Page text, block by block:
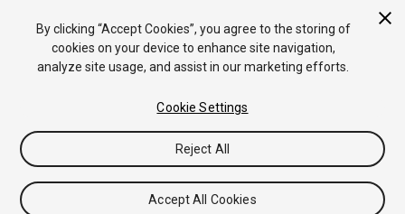
By clicking “Accept Cookies”, you agree to the storing of
cookies on your device to enhance site navigation,
analyze site usage, and assist in our marketing efforts.
Cookie Settings
Reject All
Accept All Cookies